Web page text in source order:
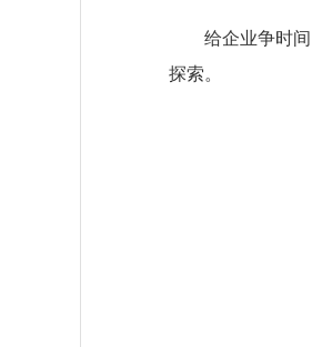
给企业争时间、
探索。